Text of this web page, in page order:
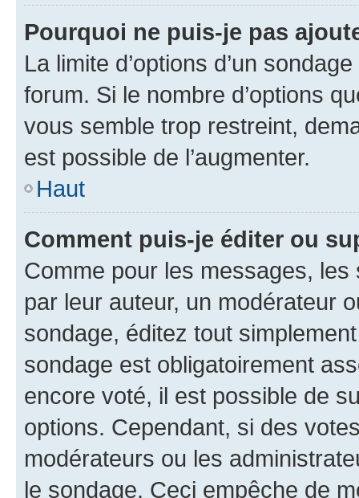
Pourquoi ne puis-je pas
La limite d’options d’un
forum. Si le nombre d’options
vous semble trop restreint,
est possible de l’augmenter.
Haut
Comment puis-je éditer ou
Comme pour les messages,
par leur auteur, un modérateur
sondage, éditez tout
sondage est obligatoirement
encore voté, il est possible de
options. Cependant, si des
modérateurs ou les
le sondage. Ceci empêche de